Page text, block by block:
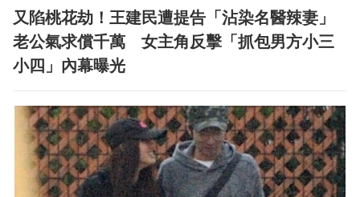
又陷桃花劫！王建民遭提告「沾染名醫辣妻」
老公氣求償千萬 女主角反擊「抓包男方小三
小四」內幕曝光